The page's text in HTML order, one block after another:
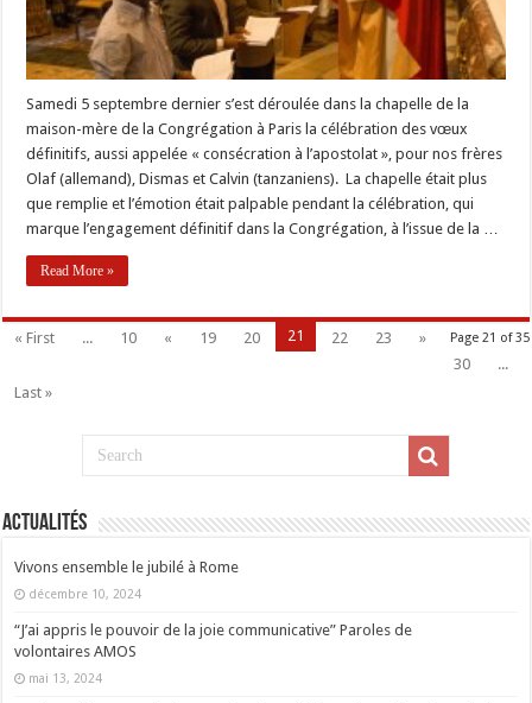
Samedi 5 septembre dernier s’est déroulée dans la chapelle de la
maison-mère de la Congrégation à Paris la célébration des vœux
définitifs, aussi appelée « consécration à l’apostolat », pour nos frères
Olaf (allemand), Dismas et Calvin (tanzaniens). La chapelle était plus
que remplie et l’émotion était palpable pendant la célébration, qui
marque l’engagement définitif dans la Congrégation, à l’issue de la …
Read More »
Page 21 of 35
« First ... 10 « 19 20 21 22 23
»
30
...
Last »
Actualités
Vivons ensemble le jubilé à Rome
décembre 10, 2024
“J’ai appris le pouvoir de la joie communicative” Paroles de
volontaires AMOS
mai 13, 2024